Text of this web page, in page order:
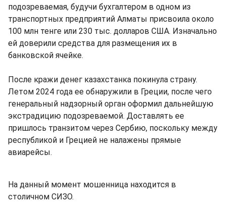
подозреваемая, будучи бухгалтером в одном из
транспортных предприятий Алматы присвоила около
100 млн тенге или 230 тыс. долларов США. Изначально
ей доверили средства для размещения их в
банковской ячейке.
После кражи денег казахстанка покинула страну.
Летом 2024 года ее обнаружили в Греции, после чего
генеральный надзорный орган оформил дальнейшую
экстрадицию подозреваемой. Доставлять ее
пришлось транзитом через Сербию, поскольку между
республикой и Грецией не налажены прямые
авиарейсы.
На данный момент мошенница находится в
столичном СИЗО.